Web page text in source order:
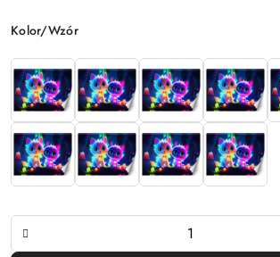
Wariant
Kolor/Wzór
Ilość